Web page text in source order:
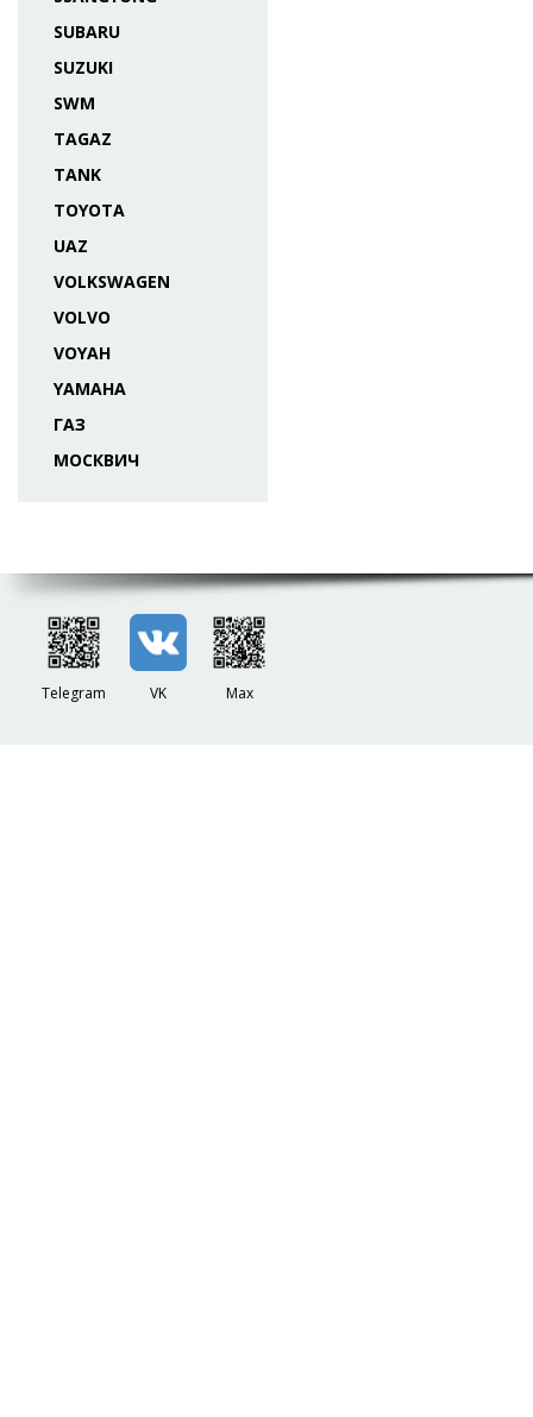
SUBARU
SUZUKI
SWM
TAGAZ
TANK
TOYOTA
UAZ
VOLKSWAGEN
VOLVO
VOYAH
YAMAHA
ГАЗ
МОСКВИЧ
Telegram VK Max